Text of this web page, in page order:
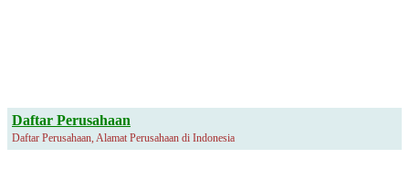
Daftar Perusahaan
Daftar Perusahaan, Alamat Perusahaan di Indonesia